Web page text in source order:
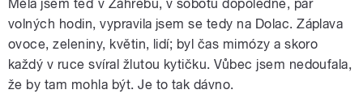
Měla jsem teď v Záhřebu, v sobotu dopoledne, pár
volných hodin, vypravila jsem se tedy na Dolac. Záplava
ovoce, zeleniny, květin, lidí; byl čas mimózy a skoro
každý v ruce svíral žlutou kytičku. Vůbec jsem nedoufala,
že by tam mohla být. Je to tak dávno.